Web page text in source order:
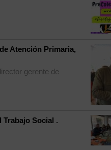
Atención Primaria,
gerente de
Social .